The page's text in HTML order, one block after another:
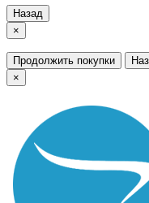
Назад
×
Продолжить покупки
×